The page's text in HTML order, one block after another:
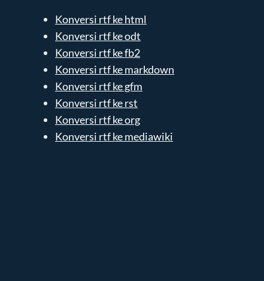
Konversi rtf ke html
Konversi rtf ke odt
Konversi rtf ke fb2
Konversi rtf ke markdown
Konversi rtf ke gfm
Konversi rtf ke rst
Konversi rtf ke org
Konversi rtf ke mediawiki